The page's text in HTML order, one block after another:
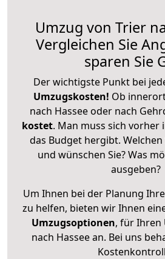
Umzug von Trier
Vergleichen Sie
sparen Sie
Der wichtigste Punkt bei
Umzugskosten! Ob
nach Hassee oder nach
kostet. Man muss sich vorher
das Budget hergibt.
und wünschen Sie? Was
ausgeben?
Um Ihnen bei der Planung
zu helfen, bieten wir Ihnen
Umzugsoptionen, für Ihren
nach Hassee an. Bei uns